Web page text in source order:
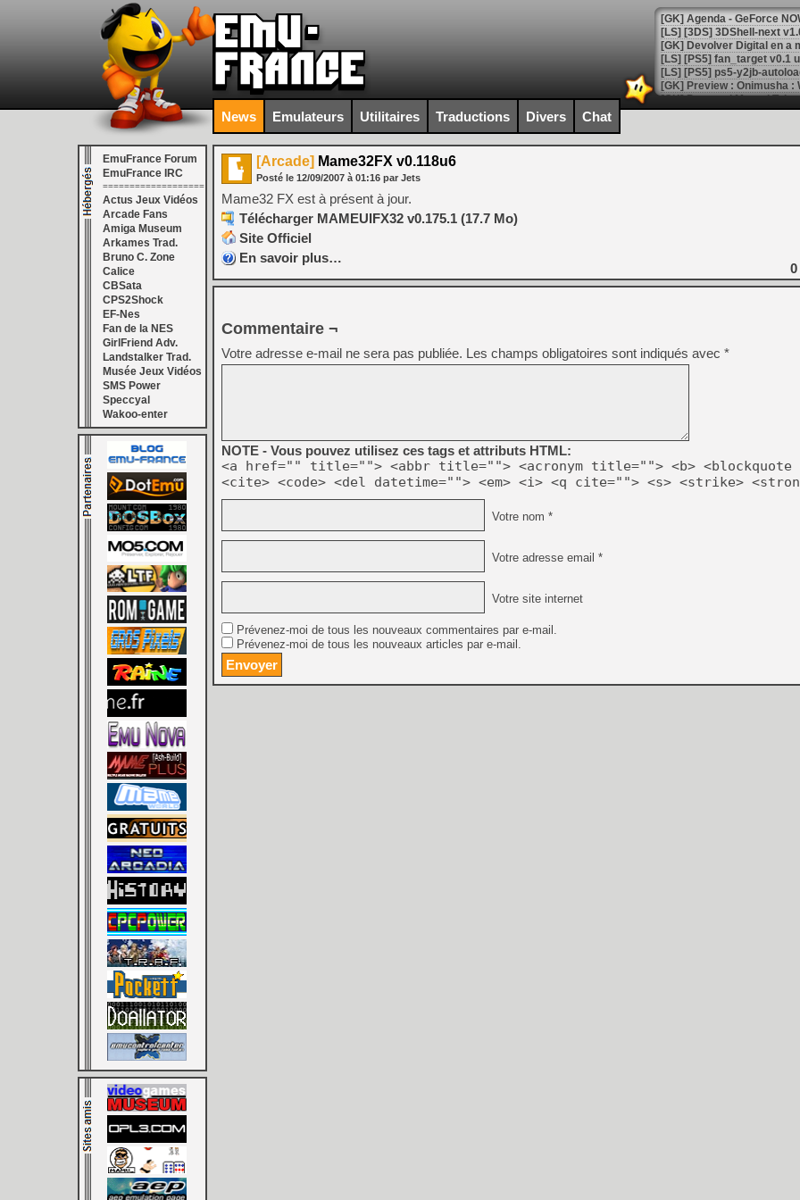
[GK] Agenda - GeForce
[GK] Devolver Digital en a
[LS] [PS5] ps5-y2jb-
[GK] Pourquoi Marvel
[GK] Test : Restory : Chill
[GK] GTA 6 : Rockstar
[GK] Hot Wheels Infinite
[GK] Mémoire cash -
[GK] Résultats Nintendo :
[GK] Déjà des
[Mo5] Brickboy cherche à
[GK] Minecraft et ses «
[GK] Beast of
[GK] Ubisoft : fin de partie
[GK] Mémoire cash -
[GK] Dan Houser (GTA)
[GK] Comment EA Sports
[GK] Crimson Moon : un
[GK] Isle of Reveries : le
[GK] Moonlighter 2 : The
[GK] Capcom relance
[Mo5] Deux inédits du
[GK] Le beat'em up The
[GK] Endless Legend 2 :
[LS] [PS5] Le WebKit
[GK] Oubliez Crazy Taxi,
[LS] [Switch] NSZ 5.0.0
[GK] No More Room in
News Emulateurs Utilitaires Traductions Divers Chat
EmuFrance Forum
EmuFrance IRC
===================
Actus Jeux Vidéos
Arcade Fans
Amiga Museum
Arkames Trad.
Bruno C. Zone
Calice
CBSata
CPS2Shock
EF-Nes
Fan de la NES
GirlFriend Adv.
Landstalker Trad.
Musée Jeux Vidéos
SMS Power
Speccyal
Wakoo-enter
[Arcade] Mame32FX v0.118u6
Posté le 12/09/2007 à 01:16 par Jets
Mame32 FX est à présent à jour.
Télécharger MAMEUIFX32 v0.175.1 (17.7 Mo)
Site Officiel
En savoir plus…
0
Commentaire ¬
Votre adresse e-mail ne sera pas publiée. Les champs obligatoires sont indiqués avec *
NOTE - Vous pouvez utilisez ces tags et attributs HTML:
<a href="" title=""> <abbr title=""> <acronym title=""> <b> <blockquote
<cite> <code> <del datetime=""> <em> <i> <q cite=""> <s> <strike>
Votre nom *
Votre adresse email *
Votre site internet
Prévenez-moi de tous les nouveaux commentaires par e-mail.
Prévenez-moi de tous les nouveaux articles par e-mail.